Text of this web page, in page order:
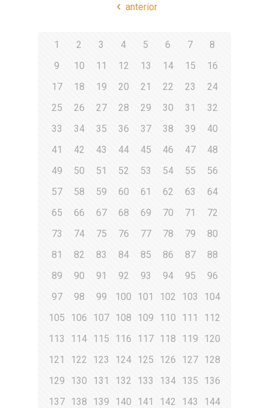
anterior
1 2 3 4 5 6 7
8
9
10 11 12 13 14 15
16
17
18 19 20 21 22 23
24
25
26 27 28 29 30 31
32
33
34 35 36 37 38 39
40
41
42 43 44 45 46 47
48
49
50 51 52 53 54 55
56
57
58 59 60 61 62 63
64
65
66 67 68 69 70 71
72
73
74 75 76 77 78 79
80
81
82 83 84 85 86 87
88
89
90 91 92 93 94 95
96
97
98 99 100 101 102 103
104
105
106 107 108 109 110 111
112
113
114 115 116 117 118 119
120
121
122 123 124 125 126 127 128
129
130 131 132 133 134 135
136
137 138 139 140 141 142 143
144